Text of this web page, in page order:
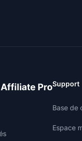
Support
Base de
Espace